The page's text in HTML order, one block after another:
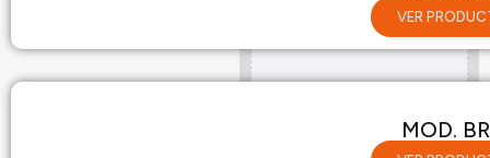
NUESTRA TIENDA
Configurar cookies
VER
MOD.